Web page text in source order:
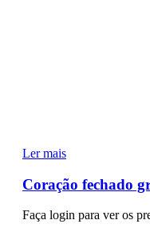
Ler mais
Coração fechado
Faça login para ver os